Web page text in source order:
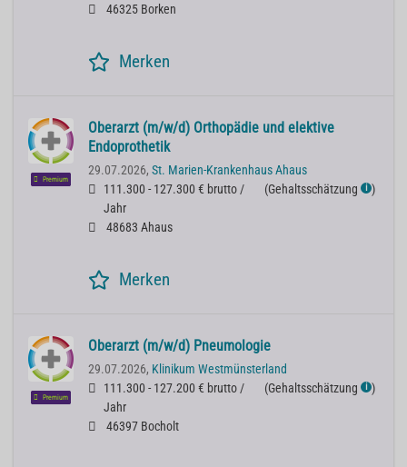
46325 Borken
Merken
Premium
Oberarzt (m/w/d) Orthopädie und elektive
Endoprothetik
29.07.2026, St. Marien-Krankenhaus Ahaus
111.300 - 127.300 € brutto /
Jahr
(Gehaltsschätzung ℹ )
48683 Ahaus
Merken
Premium
Oberarzt (m/w/d) Pneumologie
29.07.2026, Klinikum Westmünsterland
111.300 - 127.200 € brutto /
Jahr
(Gehaltsschätzung ℹ )
46397 Bocholt